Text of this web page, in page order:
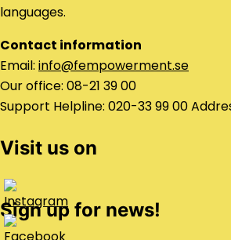
languages.
Contact information
Email: info@fempowerment.se
Our office: 08-21 39 00
Support Helpline: 020-33 99 00
Visit us on
Sign up for news!